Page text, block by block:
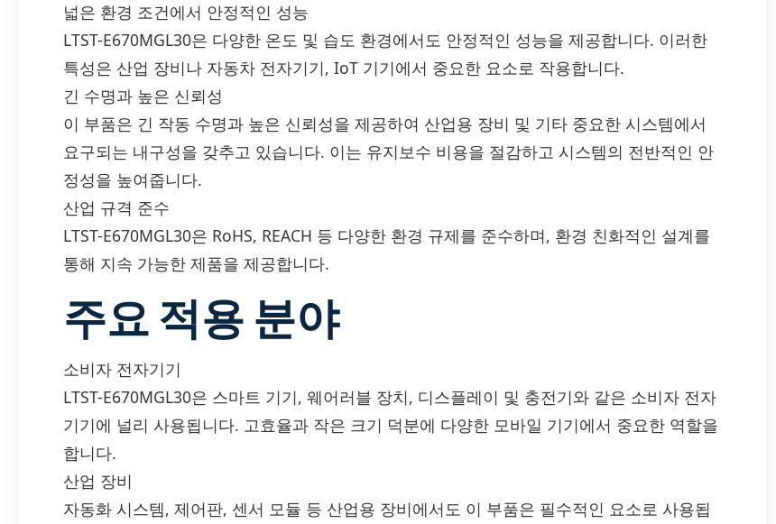
넓은 환경 조건에서 안정적인 성능
LTST-E670MGL30은 다양한 온도 및 습도 환경에서도 안정적인 성능을 제공합니다. 이러한
특성은 산업 장비나 자동차 전자기기, IoT 기기에서 중요한 요소로 작용합니다.
긴 수명과 높은 신뢰성
이 부품은 긴 작동 수명과 높은 신뢰성을 제공하여 산업용 장비 및 기타 중요한 시스템에서
요구되는 내구성을 갖추고 있습니다. 이는 유지보수 비용을 절감하고 시스템의 전반적인 안
정성을 높여줍니다.
산업 규격 준수
LTST-E670MGL30은 RoHS, REACH 등 다양한 환경 규제를 준수하며, 환경 친화적인 설계를
통해 지속 가능한 제품을 제공합니다.
주요 적용 분야
소비자 전자기기
LTST-E670MGL30은 스마트 기기, 웨어러블 장치, 디스플레이 및 충전기와 같은 소비자 전자
기기에 널리 사용됩니다. 고효율과 작은 크기 덕분에 다양한 모바일 기기에서 중요한 역할을
합니다.
산업 장비
자동화 시스템, 제어판, 센서 모듈 등 산업용 장비에서도 이 부품은 필수적인 요소로 사용됩